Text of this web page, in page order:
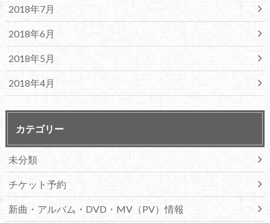
2018年7月
2018年6月
2018年5月
2018年4月
カテゴリー
未分類
チケット予約
新曲・アルバム・DVD・MV（PV）情報